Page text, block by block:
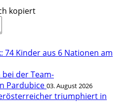
kopiert
Kinder aus 6 Nationen am
der Team-
Pardubice 03. August 2026
triumphiert in